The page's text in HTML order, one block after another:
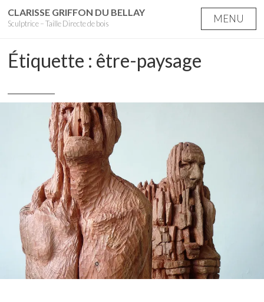
Skip
to
CLARISSE GRIFFON DU BELLAY
Sculptrice – Taille Directe de bois MENU
Étiquette : être-paysage